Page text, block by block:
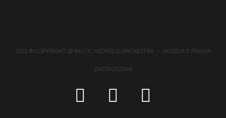
2022 © COPYRIGHT @ BALTIC NEOPOLIS ORCHESTRA – WSZELKIE PRAWA
ZASTRZEŻONE